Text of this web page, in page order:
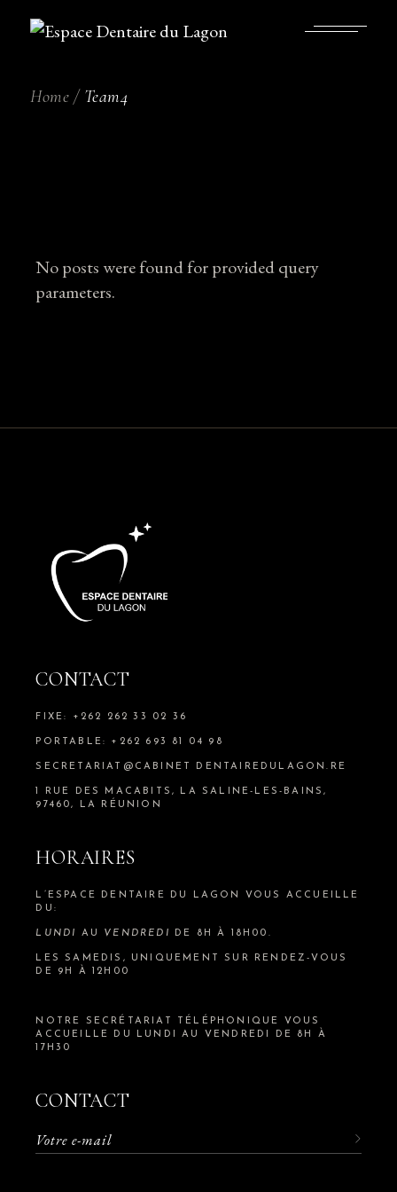
Home Team4
No posts were found for provided query
parameters.
CONTACT
FIXE: +262 262 33 02 36
PORTABLE: +262 693 81 04 98
SECRETARIAT@CABINET DENTAIREDULAGON.RE
1 RUE DES MACABITS, LA SALINE-LES-BAINS,
97460, LA RÉUNION
HORAIRES
L’ESPACE DENTAIRE DU LAGON VOUS ACCUEILLE
DU:
LUNDI AU VENDREDI DE 8H À 18H00.
LES SAMEDIS, UNIQUEMENT SUR RENDEZ-VOUS
DE 9H À 12H00
NOTRE SECRÉTARIAT TÉLÉPHONIQUE VOUS
ACCUEILLE DU LUNDI AU VENDREDI DE 8H À
17H30
CONTACT